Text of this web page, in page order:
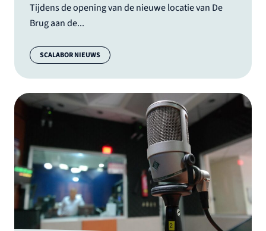
Tijdens de opening van de nieuwe locatie van De
Brug aan de...
Categorie:
SCALABOR NIEUWS